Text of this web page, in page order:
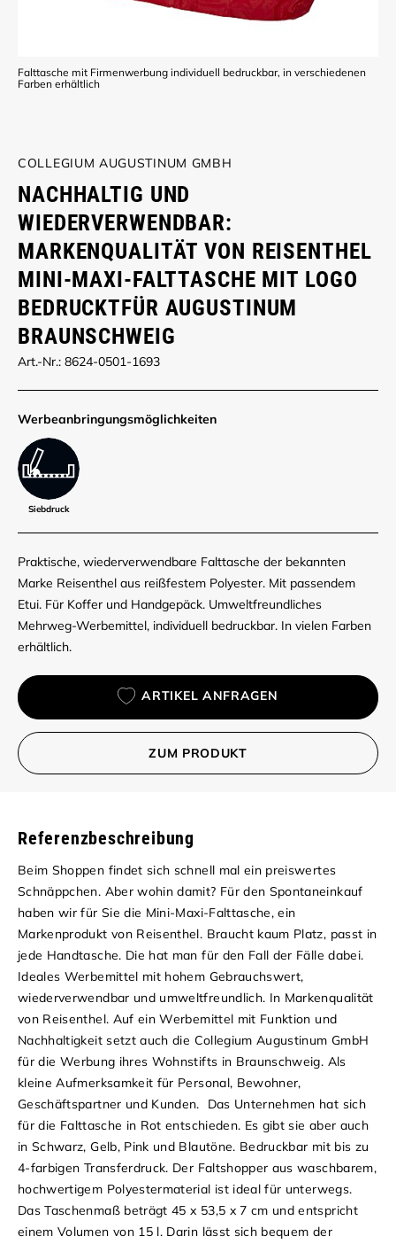
Falttasche mit Firmenwerbung individuell bedruckbar, in verschiedenen
Farben erhältlich
COLLEGIUM AUGUSTINUM GMBH
NACHHALTIG UND
WIEDERVERWENDBAR:
MARKENQUALITÄT VON REISENTHEL
MINI-MAXI-FALTTASCHE MIT LOGO
BEDRUCKTFÜR AUGUSTINUM
BRAUNSCHWEIG
Art.-Nr.: 8624-0501-1693
Werbe­anbringungs­möglich­keiten
Siebdruck
Praktische, wiederverwendbare Falttasche der bekannten
Marke Reisenthel aus reißfestem Polyester. Mit passendem
Etui. Für Koffer und Handgepäck. Umweltfreundliches
Mehrweg-Werbemittel, individuell bedruckbar. In vielen Farben
erhältlich.
ARTIKEL ANFRAGEN
ZUM PRODUKT
Referenzbeschreibung
Beim Shoppen findet sich schnell mal ein preiswertes
Schnäppchen. Aber wohin damit? Für den Spontaneinkauf
haben wir für Sie die Mini-Maxi-Falttasche, ein
Markenprodukt von Reisenthel. Braucht kaum Platz, passt in
jede Handtasche. Die hat man für den Fall der Fälle dabei.
Ideales Werbemittel mit hohem Gebrauchswert,
wiederverwendbar und umweltfreundlich. In Markenqualität
von Reisenthel. Auf ein Werbemittel mit Funktion und
Nachhaltigkeit setzt auch die Collegium Augustinum GmbH
für die Werbung ihres Wohnstifts in Braunschweig. Als
kleine Aufmerksamkeit für Personal, Bewohner,
Geschäftspartner und Kunden. Das Unternehmen hat sich
für die Falttasche in Rot entschieden. Es gibt sie aber auch
in Schwarz, Gelb, Pink und Blautöne. Bedruckbar mit bis zu
4-farbigen Transferdruck. Der Faltshopper aus waschbarem,
hochwertigem Polyestermaterial ist ideal für unterwegs.
Das Taschenmaß beträgt 45 x 53,5 x 7 cm und entspricht
einem Volumen von 15 l. Darin lässt sich bequem der